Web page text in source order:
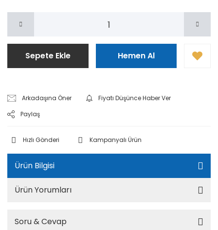
Sepete Ekle Hemen Al
Arkadaşına Öner
Fiyatı Düşünce Haber Ver
Paylaş
Hızlı Gönderi Kampanyalı Ürün
Ürün Bilgisi
Ürün Yorumları
Soru & Cevap